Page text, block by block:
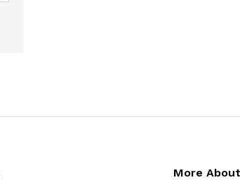
More About